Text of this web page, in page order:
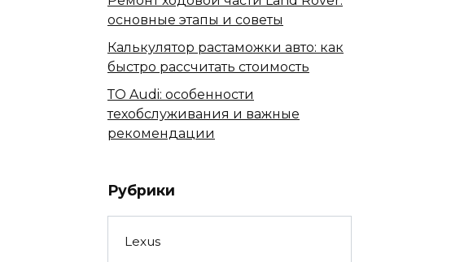
основные этапы и советы
Калькулятор растаможки авто: как
быстро рассчитать стоимость
ТО Audi: особенности
техобслуживания и важные
рекомендации
Рубрики
Lexus